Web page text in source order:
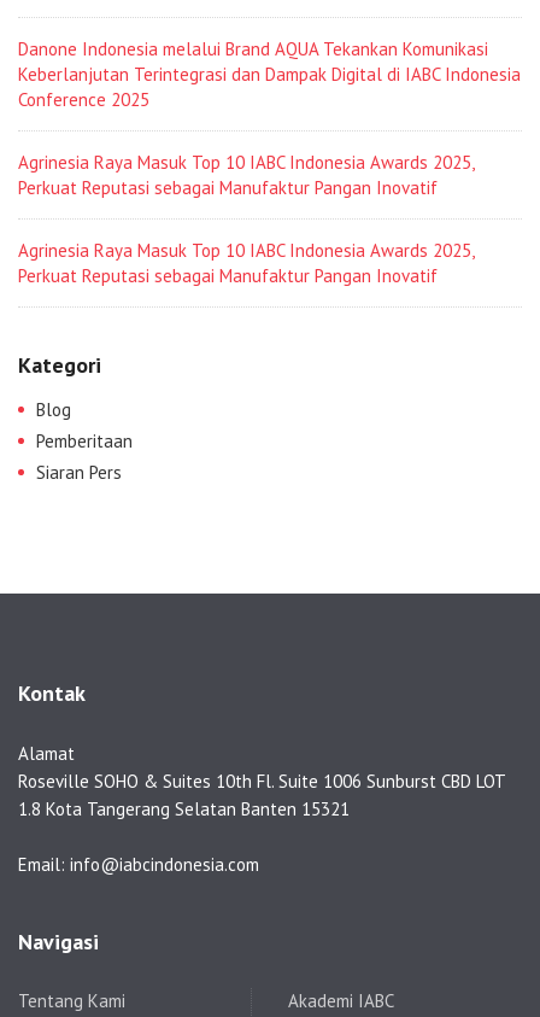
Danone Indonesia melalui Brand AQUA Tekankan Komunikasi
Keberlanjutan Terintegrasi dan Dampak Digital di IABC Indonesia
Conference 2025
Agrinesia Raya Masuk Top 10 IABC Indonesia Awards 2025,
Perkuat Reputasi sebagai Manufaktur Pangan Inovatif
Agrinesia Raya Masuk Top 10 IABC Indonesia Awards 2025,
Perkuat Reputasi sebagai Manufaktur Pangan Inovatif
Kategori
Blog
Pemberitaan
Siaran Pers
Kontak
Alamat
Roseville SOHO & Suites 10th Fl. Suite 1006 Sunburst CBD LOT
1.8 Kota Tangerang Selatan Banten 15321
Email: info@iabcindonesia.com
Navigasi
Tentang Kami
Akademi IABC